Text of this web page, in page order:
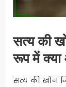
सत्य की
रूप में क्या
सत्य की खोज